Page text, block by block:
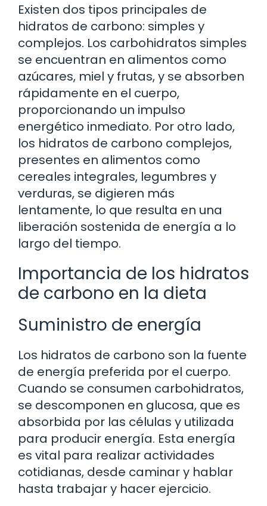
Existen dos tipos principales de
hidratos de carbono: simples y
complejos. Los carbohidratos simples
se encuentran en alimentos como
azúcares, miel y frutas, y se absorben
rápidamente en el cuerpo,
proporcionando un impulso
energético inmediato. Por otro lado,
los hidratos de carbono complejos,
presentes en alimentos como
cereales integrales, legumbres y
verduras, se digieren más
lentamente, lo que resulta en una
liberación sostenida de energía a lo
largo del tiempo.
Importancia de los hidratos
de carbono en la dieta
Suministro de energía
Los hidratos de carbono son la fuente
de energía preferida por el cuerpo.
Cuando se consumen carbohidratos,
se descomponen en glucosa, que es
absorbida por las células y utilizada
para producir energía. Esta energía
es vital para realizar actividades
cotidianas, desde caminar y hablar
hasta trabajar y hacer ejercicio.